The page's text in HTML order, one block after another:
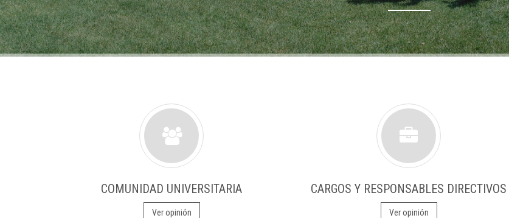
COMUNIDAD UNIVERSITARIA
Ver opinión
CARGOS Y RESPONSABLES DIRECTIVOS
Ver opinión